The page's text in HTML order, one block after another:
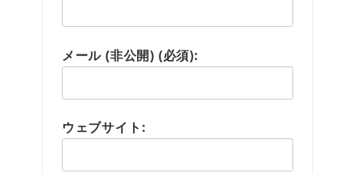
メール (非公開) (必須):
ウェブサイト: